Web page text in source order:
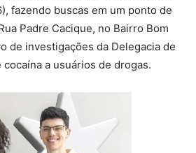
fazendo buscas em um ponto de
Padre Cacique, no Bairro Bom
de investigações da Delegacia de
a usuários de drogas.